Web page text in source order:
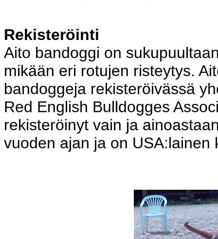
Rekisteröinti
Aito bandoggi on
mikään eri rotujen risteytys.
bandoggeja rekisteröivässä
Red English Bulldogges
rekisteröinyt vain ja
vuoden ajan ja on USA:lainen